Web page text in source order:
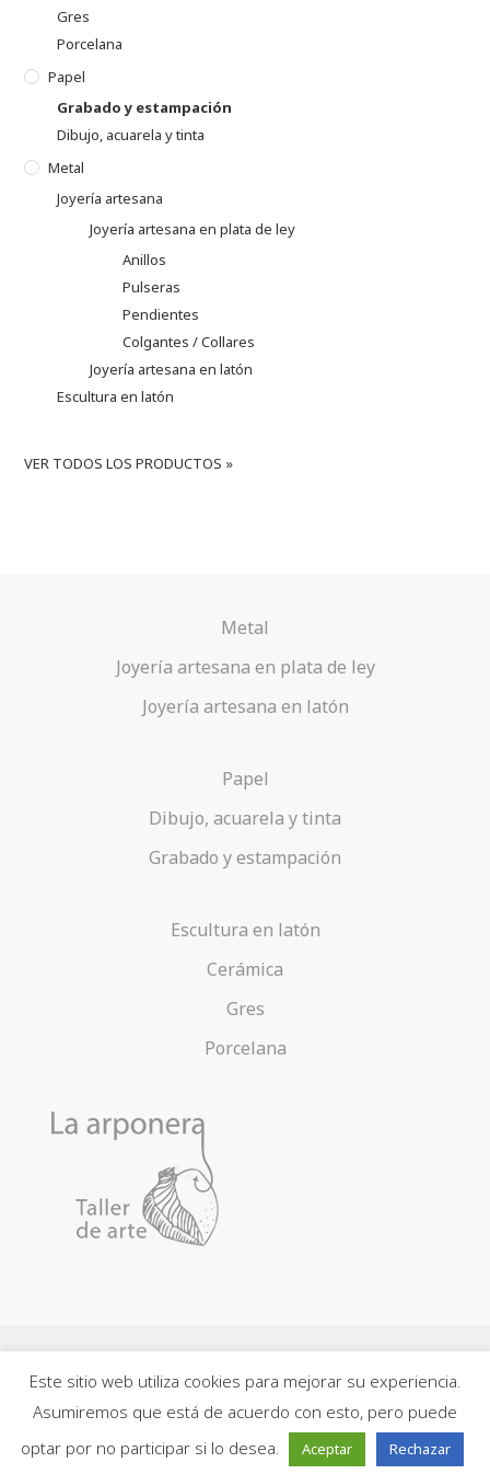
Gres
Porcelana
Papel
Grabado y estampación
Dibujo, acuarela y tinta
Metal
Joyería artesana
Joyería artesana en plata de ley
Anillos
Pulseras
Pendientes
Colgantes / Collares
Joyería artesana en latón
Escultura en latón
VER TODOS LOS PRODUCTOS »
Metal
Joyería artesana en plata de ley
Joyería artesana en latón
Papel
Dibujo, acuarela y tinta
Grabado y estampación
Escultura en latón
Cerámica
Gres
Porcelana
Contacto Acerca de la Arponera
Política de cookies
Política de privacidad
Aviso legal Mapa web
Sitio web creado porArteymultimedia.com
Este sitio web utiliza cookies para mejorar su experiencia.
Asumiremos que está de acuerdo con esto, pero puede
optar por no participar si lo desea.
Aceptar Rechazar